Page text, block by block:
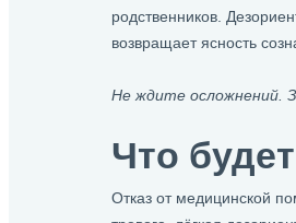
родственников.
возвращает ясность
Не ждите осложнений.
Что
Отказ от медицинской